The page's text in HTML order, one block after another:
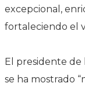
excepcional,
fortaleciendo el
El presidente de
se ha mostrado